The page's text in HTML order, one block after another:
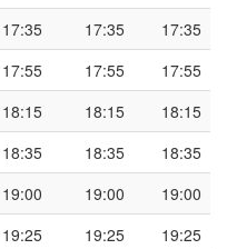
17:35 17:35
17:35
17:55 17:55
17:55
18:15 18:15
18:15
18:35 18:35
18:35
19:00 19:00
19:00
19:25 19:25
19:25